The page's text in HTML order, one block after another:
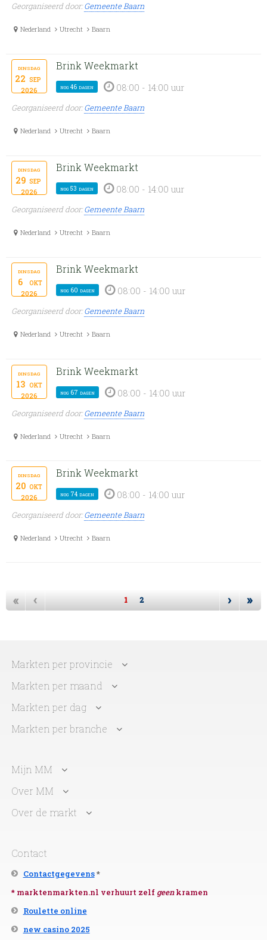
Georganiseerd door:Gemeente Baarn
Nederland Utrecht Baarn
dinsdag
22 sep
2026
Brink Weekmarkt
nog 46 dagen 08:00 - 14:00 uur
Georganiseerd door:Gemeente Baarn
Nederland Utrecht Baarn
dinsdag
29 sep
2026
Brink Weekmarkt
nog 53 dagen 08:00 - 14:00 uur
Georganiseerd door:Gemeente Baarn
Nederland Utrecht Baarn
dinsdag
6 okt
2026
Brink Weekmarkt
nog 60 dagen 08:00 - 14:00 uur
Georganiseerd door:Gemeente Baarn
Nederland Utrecht Baarn
dinsdag
13 okt
2026
Brink Weekmarkt
nog 67 dagen 08:00 - 14:00 uur
Georganiseerd door:Gemeente Baarn
Nederland Utrecht Baarn
dinsdag
20 okt
2026
Brink Weekmarkt
nog 74 dagen 08:00 - 14:00 uur
Georganiseerd door:Gemeente Baarn
Nederland Utrecht Baarn
« ‹ 1 2 › »
Markten per provincie
Markten per maand
Markten per dag
Markten per branche
Mijn MM
Over MM
Over de markt
Contact
Contactgegevens*
* marktenmarkten.nl verhuurt zelf geenkramen
Roulette online
new casino 2025